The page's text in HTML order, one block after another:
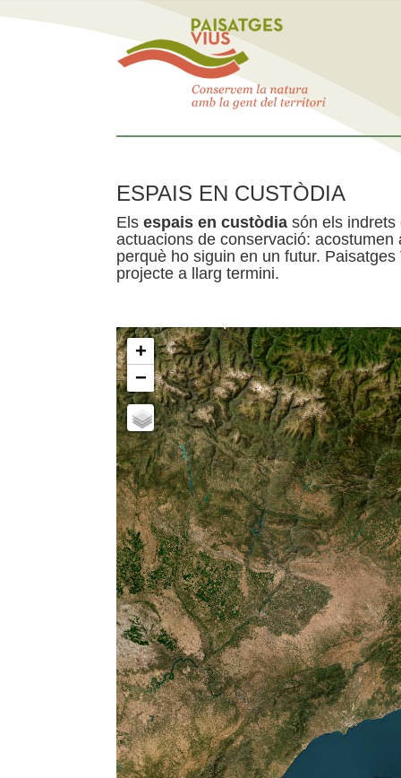
ESPAIS EN CUSTÒDIA
Els espais en custòdia són els indrets
actuacions de conservació:
perquè ho siguin en un futur.
projecte a llarg termini.
+
−